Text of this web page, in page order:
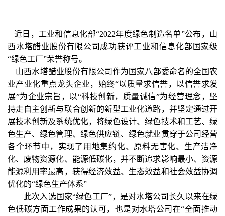
近日，工业和信息化部“2022年度绿色制造名单”公布，山
西水塔醋业股份有限公司成功获评工业和信息化部国家级
“绿色工厂”荣誉称号。
山西水塔醋业股份有限公司作为国家八部委命名的全国农
业产业化重点龙头企业，始终“以质量求信誉，以信誉求发
展”为企业宗旨，以“科技创新，质量诚信”为经营理念，坚
持走自主创新与联合创新的新型工业化道路，并坚定通过开
展技术创新及系统优化，将绿色设计、绿色技术和工艺、绿
色生产、绿色管理、绿色供应链、绿色就业贯穿于公司经营
各个环节中，实现了用地集约化、原料无害化、生产洁净
化、废物资源化、能源低碳化，并不断追求影响最小、资源
能源利用率最高，获得经济效益、生态效益和社会效益协调
优化的“绿色生产体系”
此次入选国家“绿色工厂”，是对水塔公司长久以来在绿
色低碳方面工作成果的认可，也是对水塔公司在“全面推动